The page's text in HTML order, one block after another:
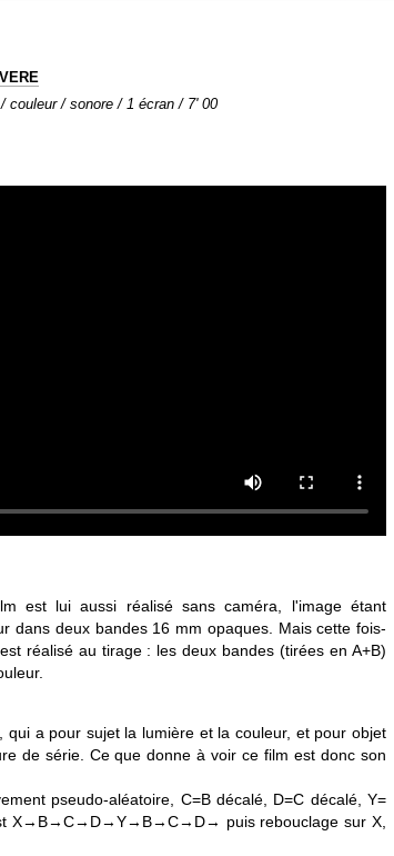
couleur / sonore / 1 écran / 7' 00
est lui aussi réalisé sans caméra, l'image étant
dans deux bandes 16 mm opaques. Mais cette fois-
réalisé au tirage : les deux bandes (tirées en A+B)
qui a pour sujet la lumière et la couleur, et pour objet
de série. Ce que donne à voir ce film est donc son
pseudo-aléatoire, C=B décalé, D=C décalé, Y=
X→B→C→D→Y→B→C→D→ puis rebouclage sur X,